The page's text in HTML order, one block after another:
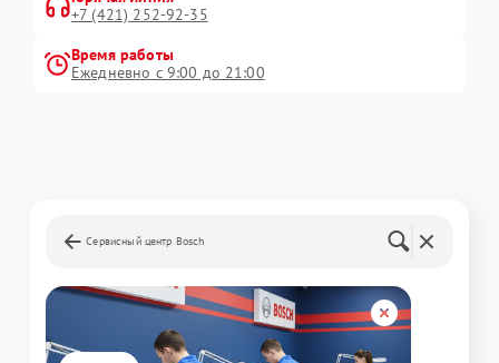
+7 (421) 252-92-35
Время работы
Ежедневно с 9:00 до 21:00
Сервисный центр Bosch